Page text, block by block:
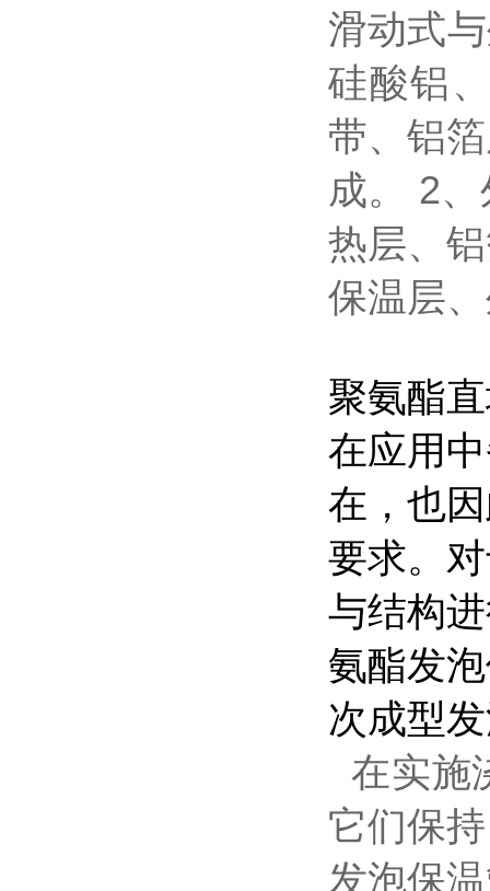
滑动式
硅酸铝
带、铝
成。 2
热层、
保温层
聚氨酯
在应用
在，也
要求。
与结构
氨酯发
次成型
在实施
它们保
发泡保